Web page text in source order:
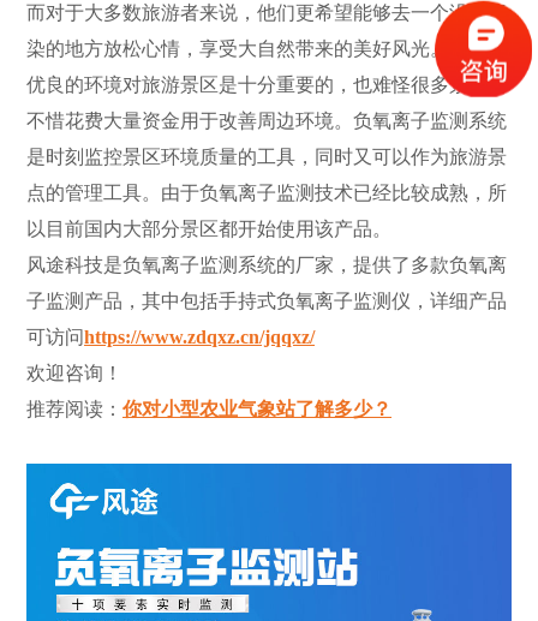
而对于大多数旅游者来说，他们更希望能够去一个没有污
染的地方放松心情，享受大自然带来的美好风光。因此，
优良的环境对旅游景区是十分重要的，也难怪很多景区会
不惜花费大量资金用于改善周边环境。负氧离子监测系统
是时刻监控景区环境质量的工具，同时又可以作为旅游景
点的管理工具。由于负氧离子监测技术已经比较成熟，所
以目前国内大部分景区都开始使用该产品。
风途科技是负氧离子监测系统的厂家，提供了多款负氧离
子监测产品，其中包括手持式负氧离子监测仪，详细产品
可访问https://www.zdqxz.cn/jqqxz/
欢迎咨询！
推荐阅读： 你对小型农业气象站了解多少？